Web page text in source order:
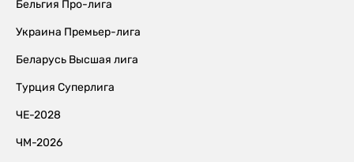
Бельгия Про-лига
Украина Премьер-лига
Беларусь Высшая лига
Турция Суперлига
ЧЕ-2028
ЧМ-2026